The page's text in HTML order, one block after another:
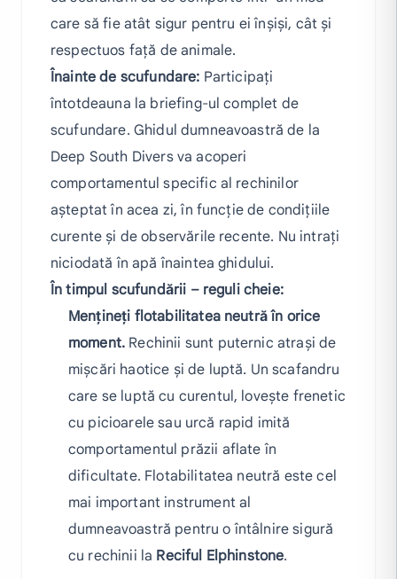
care să fie atât sigur pentru ei înșiși, cât și
respectuos față de animale.
Înainte de scufundare: Participați
întotdeauna la briefing-ul complet de
scufundare. Ghidul dumneavoastră de la
Deep South Divers va acoperi
comportamentul specific al rechinilor
așteptat în acea zi, în funcție de condițiile
curente și de observările recente. Nu intrați
niciodată în apă înaintea ghidului.
În timpul scufundării – reguli cheie:
Mențineți flotabilitatea neutră în orice
moment. Rechinii sunt puternic atrași de
mișcări haotice și de luptă. Un scafandru
care se luptă cu curentul, lovește frenetic
cu picioarele sau urcă rapid imită
comportamentul prăzii aflate în
dificultate. Flotabilitatea neutră este cel
mai important instrument al
dumneavoastră pentru o întâlnire sigură
cu rechinii la Reciful Elphinstone.